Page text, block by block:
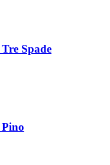
Spade